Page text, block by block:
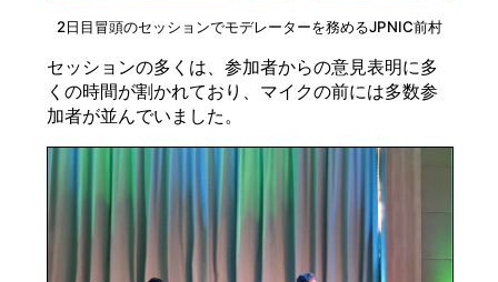
2日目冒頭のセッションでモデレーターを務めるJPNIC前村
セッションの多くは、参加者からの意見表明に多
くの時間が割かれており、マイクの前には多数参
加者が並んでいました。